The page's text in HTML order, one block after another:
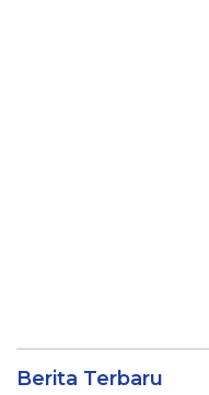
Berita Terbaru